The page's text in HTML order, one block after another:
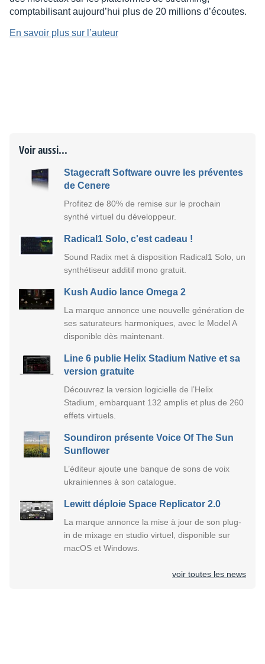
comptabilisant aujourd’hui plus de 20 millions d’écoutes.
En savoir plus sur l’auteur
Voir aussi...
Stagecraft Software ouvre les préventes
de Cenere
Profitez de 80% de remise sur le prochain
synthé virtuel du développeur.
Radical1 Solo, c'est cadeau !
Sound Radix met à disposition Radical1 Solo, un
synthétiseur additif mono gratuit.
Kush Audio lance Omega 2
La marque annonce une nouvelle génération de
ses saturateurs harmoniques, avec le Model A
disponible dès maintenant.
Line 6 publie Helix Stadium Native et sa
version gratuite
Découvrez la version logicielle de l’Helix
Stadium, embarquant 132 amplis et plus de 260
effets virtuels.
Soundiron présente Voice Of The Sun
Sunflower
L’éditeur ajoute une banque de sons de voix
ukrainiennes à son catalogue.
Lewitt déploie Space Replicator 2.0
La marque annonce la mise à jour de son plug-
in de mixage en studio virtuel, disponible sur
macOS et Windows.
voir toutes les news